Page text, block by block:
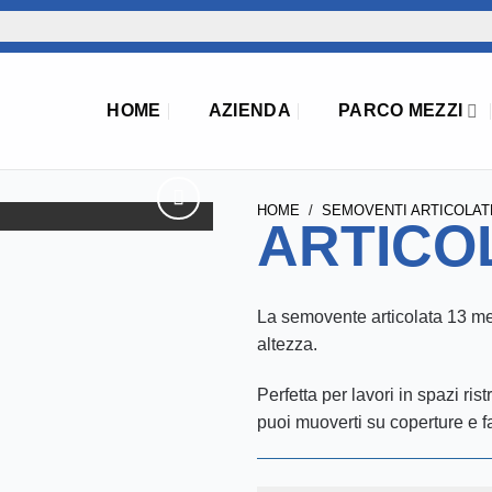
HOME AZIENDA PARCO MEZZI
HOME / SEMOVENTI
La semovente articolata 13
altezza.
Perfetta per lavori in spazi
puoi muoverti su coperture e